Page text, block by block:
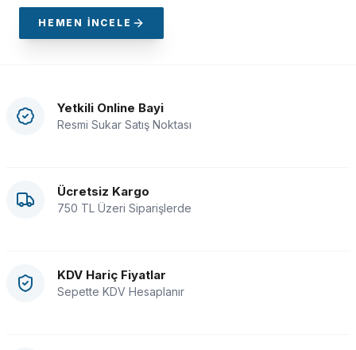
HEMEN İNCELE
Yetkili Online Bayi
Resmi Sukar Satış Noktası
Ücretsiz Kargo
750 TL Üzeri Siparişlerde
KDV Hariç Fiyatlar
Sepette KDV Hesaplanır